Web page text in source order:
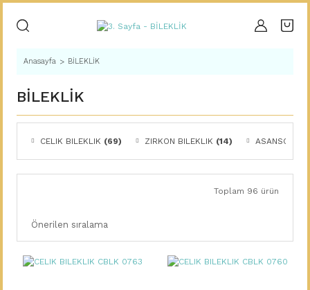
Anasayfa BİLEKLİK
BİLEKLİK
CELIK BILEKLIK (69) ZIRKON BILEKLIK (14) ASANSOR
Toplam 96 ürün